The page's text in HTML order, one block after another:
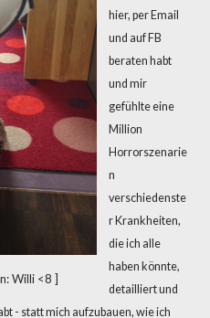
Willi <8 ]
hier, per Email
und auf FB
beraten habt
und mir
gefühlte eine
Million
Horrorszenarie
n
verschiedenste
r Krankheiten,
die ich alle
haben könnte,
detailliert und
- statt mich aufzubauen, wie ich